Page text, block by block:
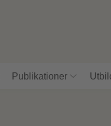
Publikationer